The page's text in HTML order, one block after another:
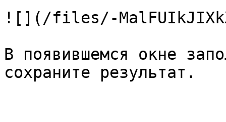
![](/files/-
В появившемся окне